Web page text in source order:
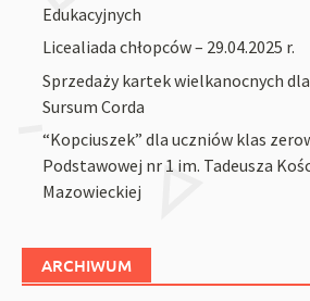
Edukacyjnych
Licealiada chłopców – 29.04.2025 r.
Sprzedaży kartek wielkanocnych
Sursum Corda
“Kopciuszek” dla uczniów klas
Podstawowej nr 1 im. Tadeusza
Mazowieckiej
ARCHIWUM